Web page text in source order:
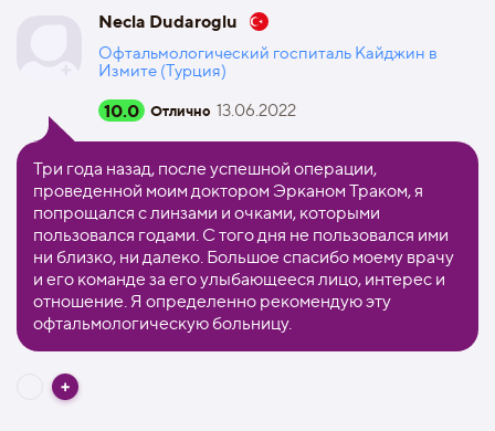
Necla Dudaroglu
Офтальмологический госпиталь Кайджин в
Измите (Турция)
10.0 Отлично 13.06.2022
Три года назад, после успешной операции,
проведенной моим доктором Эрканом Траком, я
попрощался с линзами и очками, которыми
пользовался годами. С того дня не пользовался ими
ни близко, ни далеко. Большое спасибо моему врачу
и его команде за его улыбающееся лицо, интерес и
отношение. Я определенно рекомендую эту
офтальмологическую больницу.